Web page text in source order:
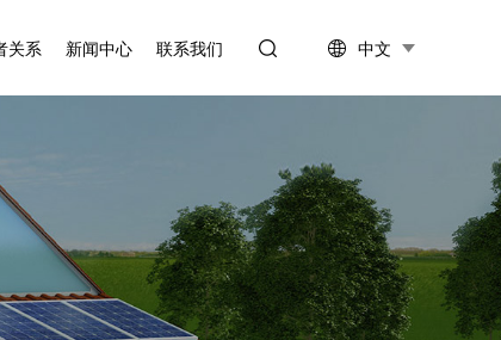
关系
动
新闻中心 联系我们 中文